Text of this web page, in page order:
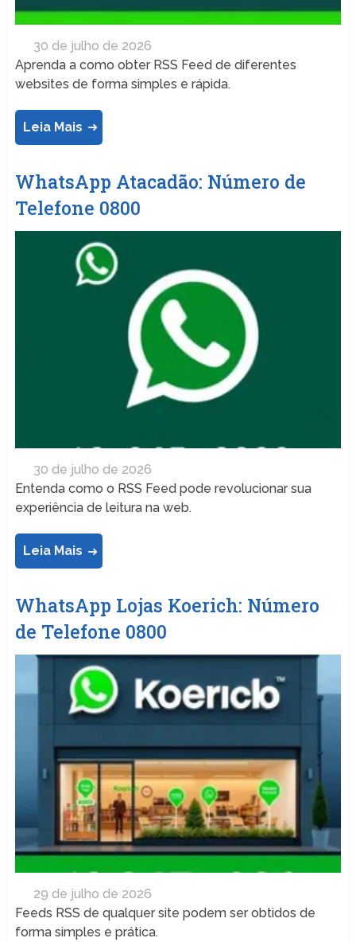
30 de julho de 2026
Aprenda a como obter RSS Feed de diferentes
websites de forma simples e rápida.
Leia Mais
WhatsApp Atacadão: Número de
Telefone 0800
30 de julho de 2026
Entenda como o RSS Feed pode revolucionar sua
experiência de leitura na web.
Leia Mais
WhatsApp Lojas Koerich: Número
de Telefone 0800
29 de julho de 2026
Feeds RSS de qualquer site podem ser obtidos de
forma simples e prática.